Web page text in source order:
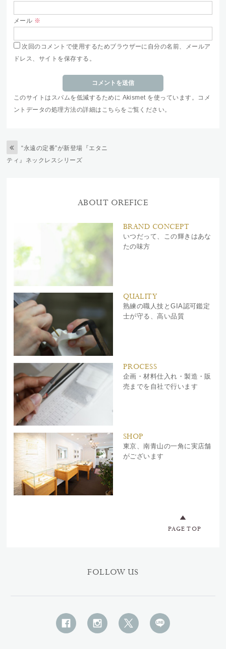
メール ※
次回のコメントで使用するためブラウザーに自分の名前、メールア
ドレス、サイトを保存する。
このサイトはスパムを低減するために Akismet を使っています。
コメ
ントデータの処理方法の詳細はこちらをご覧ください。
“永遠の定番”が新登場『エタニ
ティ』ネックレスシリーズ
ABOUT OREFICE
BRAND CONCEPT
いつだって、この輝きはあな
たの味方
QUALITY
熟練の職人技とGIA認可鑑定
士が守る、高い品質
PROCESS
企画・材料仕入れ・製造・販
売までを自社で行います
SHOP
東京、南青山の一角に実店舗
がございます
PAGE TOP
FOLLOW US